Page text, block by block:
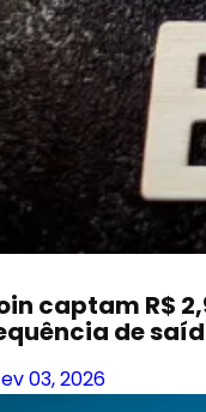
captam R$
de
03, 2026